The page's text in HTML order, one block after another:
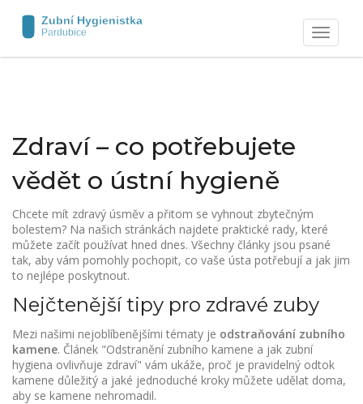
Zobrazit
navigaci
Zdraví – co potřebujete
vědět o ústní hygieně
Chcete mít zdravý úsměv a přitom se vyhnout zbytečným
bolestem? Na našich stránkách najdete praktické rady, které
můžete začít používat hned dnes. Všechny články jsou psané
tak, aby vám pomohly pochopit, co vaše ústa potřebují a jak jim
to nejlépe poskytnout.
Nejčtenější tipy pro zdravé zuby
Mezi našimi nejoblíbenějšími tématy je odstraňování zubního
kamene. Článek "Odstranění zubního kamene a jak zubní
hygiena ovlivňuje zdraví" vám ukáže, proč je pravidelný odtok
kamene důležitý a jaké jednoduché kroky můžete udělat doma,
aby se kamene nehromadil.